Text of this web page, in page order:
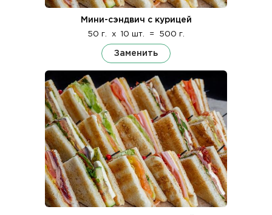
Мини-сэндвич с курицей
50 г. x 10 шт. = 500 г.
Заменить